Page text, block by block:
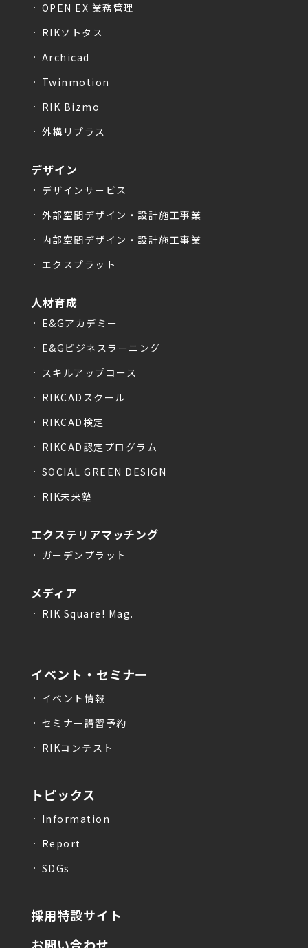
OPEN EX 業務管理
RIKソトタス
Archicad
Twinmotion
RIK Bizmo
外構リプラス
デザイン
デザインサービス
外部空間デザイン・設計施工事業
内部空間デザイン・設計施工事業
エクスプラット
人材育成
E&Gアカデミー
E&Gビジネスラーニング
スキルアップコース
RIKCADスクール
RIKCAD検定
RIKCAD認定プログラム
SOCIAL GREEN DESIGN
RIK未来塾
エクステリアマッチング
ガーデンプラット
メディア
RIK Square! Mag.
イベント・セミナー
イベント情報
セミナー講習予約
RIKコンテスト
トピックス
Information
Report
SDGs
採用特設サイト
お問い合わせ